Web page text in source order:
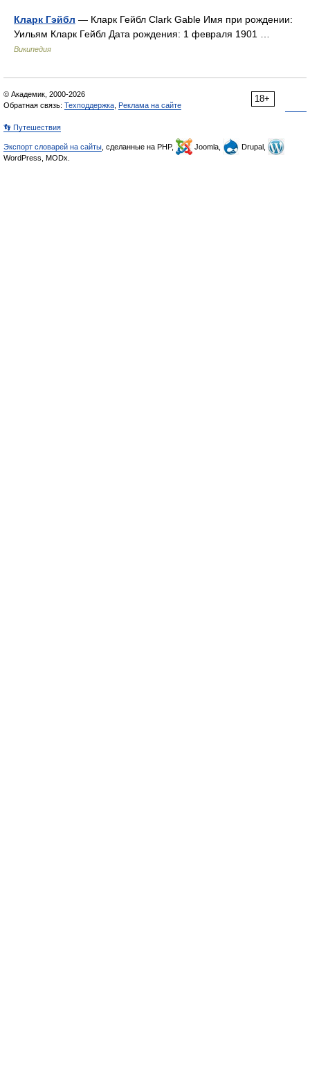
Кларк Гэйбл — Кларк Гейбл Clark Gable Имя при рождении:
Уильям Кларк Гейбл Дата рождения: 1 февраля 1901 …
Википедия
18+
© Академик, 2000-2026
Обратная связь: Техподдержка Реклама на сайте
👣 Путешествия
Экспорт словарей на сайты , сделанные на PHP, Joomla,
Drupal,
WordPress, MODx.